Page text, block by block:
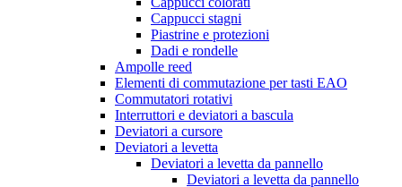
Cappucci stagni
Piastrine e protezioni
Dadi e rondelle
Ampolle reed
Elementi di commutazione per tasti EAO
Commutatori rotativi
Interruttori e deviatori a bascula
Deviatori a cursore
Deviatori a levetta
Deviatori a levetta da pannello
Deviatori a levetta da pannello